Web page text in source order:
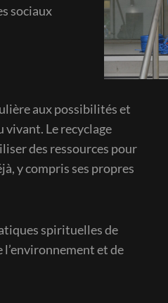
sociaux
aux possibilités et
vivant. Le recyclage
des ressources pour
y compris ses propres
spirituelles de
et de